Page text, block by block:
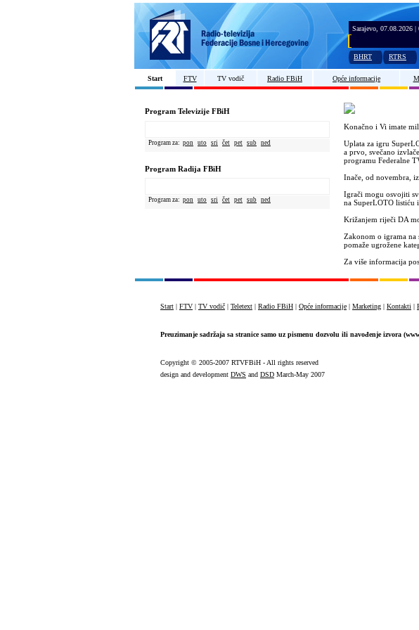
Sarajevo, 07.08.2026 |
BHRT RTRS
Start FTV TV vodič Radio FBiH Opće informacije
Program Televizije FBiH
Program za: pon uto sri čet pet sub ned
Program Radija FBiH
Program za: pon uto sri čet pet sub ned
Konačno i Vi imate
Uplata za igru
a prvo, svečano
programu Federalne
Inače, od novembra,
Igrači mogu osvojiti
na SuperLOTO listiću
Križanjem riječi DA
Zakonom o igrama na
pomaže ugrožene
Za više informacija
Start | FTV | TV vodič | Teletext | Radio FBiH | Opće informacije | Marketing | Kontakti |
Preuzimanje sadržaja sa stranice samo uz pismenu dozvolu ili navođenje izvora
Copyright © 2005-2007 RTVFBiH - All rights reserved
design and development DWS and DSD March-May 2007